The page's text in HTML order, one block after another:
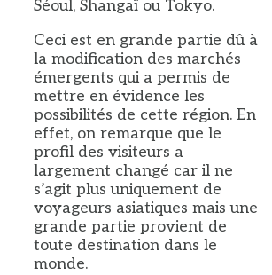
Séoul, Shangaï ou Tokyo.
Ceci est en grande partie dû à
la modification des marchés
émergents qui a permis de
mettre en évidence les
possibilités de cette région. En
effet, on remarque que le
profil des visiteurs a
largement changé car il ne
s’agit plus uniquement de
voyageurs asiatiques mais une
grande partie provient de
toute destination dans le
monde.